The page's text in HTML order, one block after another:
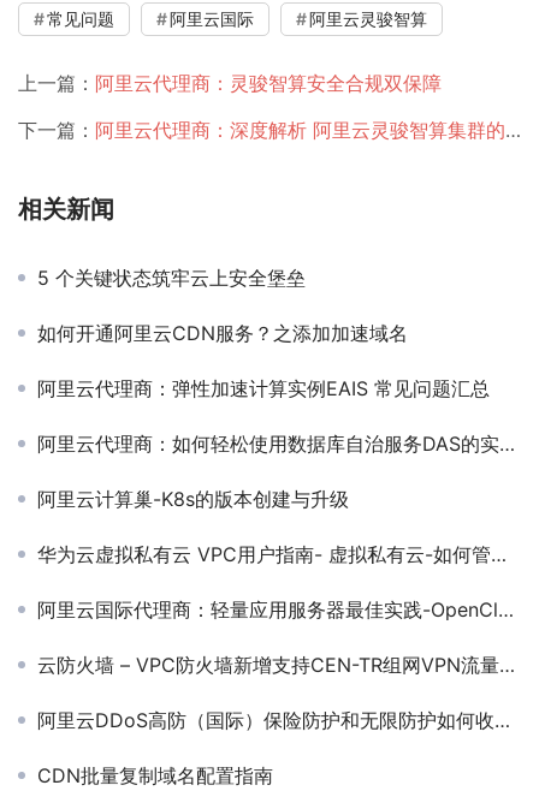
常见问题 阿里云国际 阿里云灵骏智算
上一篇： 阿里云代理商：灵骏智算安全合规双保障
下一篇： 阿里云代理商：深度解析 阿里云灵骏智算集群的三大核心问题
相关新闻
5 个关键状态筑牢云上安全堡垒
如何开通阿里云CDN服务？之添加加速域名
阿里云代理商：弹性加速计算实例EAIS 常见问题汇总
阿里云代理商：如何轻松使用数据库自治服务DAS的实例监控功能？
阿里云计算巢-K8s的版本创建与升级
华为云虚拟私有云 VPC用户指南- 虚拟私有云-如何管理虚拟私有云标签
阿里云国际代理商：轻量应用服务器最佳实践-OpenClaw企业微信集成
云防火墙 – VPC防火墙新增支持CEN-TR组网VPN流量防护
阿里云DDoS高防（国际）保险防护和无限防护如何收费的？
CDN批量复制域名配置指南